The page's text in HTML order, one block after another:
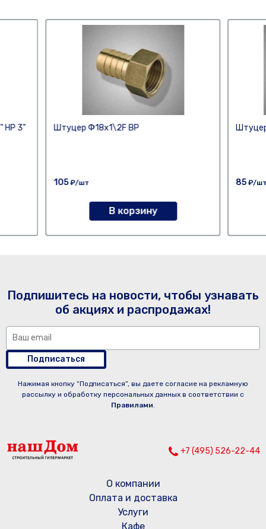
НР 3" Штуцер Ф18х1\2F ВР
105₽/шт
В корзину
85 ₽/
Подпишитесь на новости, чтобы узнавать
об акциях и распродажах!
Подписаться
Нажимая кнопку “Подписаться”, вы даете согласие на рекламную
рассылку и обработку персональных данных в соответствии с
Правилами.
+7 (495) 526-22-44
О компании
Оплата и доставка
Услуги
Кафе